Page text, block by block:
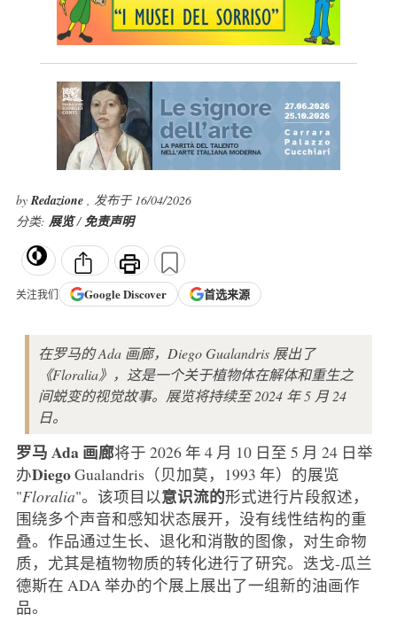
byRedazione , 发布于 16/04/2026
分类: 展览/免责声明
关注我们 GoogleDiscover 首选来源
在罗马的 Ada 画廊，Diego Gualandris 展出了
《Floralia》，这是一个关于植物体在解体和重生之
间蜕变的视觉故事。展览将持续至 2024 年 5 月 24
日。
罗马Ada画廊将于 2026 年 4 月 10 日至 5 月 24 日举
办DiegoGualandris（贝加莫，1993 年）的展览
"Floralia"。该项目以意识流的形式进行片段叙述，
围绕多个声音和感知状态展开，没有线性结构的重
叠。作品通过生长、退化和消散的图像，对生命物
质，尤其是植物物质的转化进行了研究。迭戈-瓜兰
德斯在 ADA 举办的个展上展出了一组新的油画作
品。